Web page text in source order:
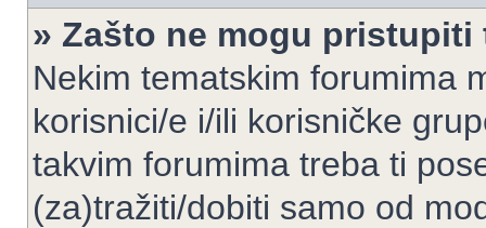
» Zašto ne mogu
Nekim tematskim forumima
korisnici/e i/ili korisničke
takvim forumima treba ti
(za)tražiti/dobiti samo od